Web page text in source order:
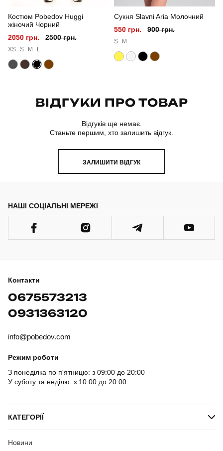
Склад тканини 80% бавовна, 15% поліестер, 5% еластан
Країна - виробник
Костюм Pobedov Huggi
жіночий Чорний
2050 грн.
2500 грн.
XS S M L
Сукня Slavni Aria Молочний
550 грн.
900 грн.
S M
ВІДГУКИ ПРО ТОВАР
Відгуків ще немає.
Станьте першим, хто залишить відгук.
ЗАЛИШИТИ ВІДГУК
НАШІ СОЦІАЛЬНІ МЕРЕЖІ
Контакти
0675573213
0931363120
info@pobedov.com
Режим роботи
З понеділка по п'ятницю: з 09:00 до 20:00
У суботу та неділю: з 10:00 до 20:00
КАТЕГОРІЇ
Новини